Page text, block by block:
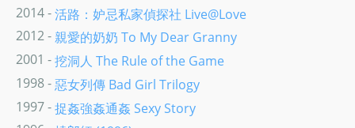
2014 -活路：妒忌私家偵探社 Live@Love
2012 -親愛的奶奶 To My Dear Granny
2001 -挖洞人 The Rule of the Game
1998 -惡女列傳 Bad Girl Trilogy
1997 -捉姦強姦通姦 Sexy Story